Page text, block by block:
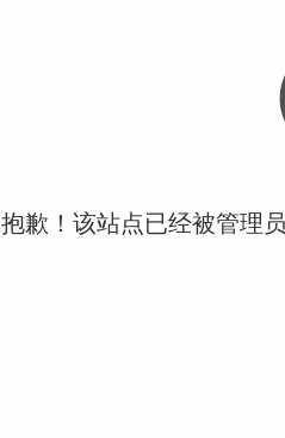
抱歉！该站点已经被管理